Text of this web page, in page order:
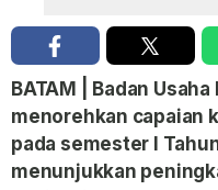
BATAM | Badan
menorehkan capaian
pada semester I
menunjukkan